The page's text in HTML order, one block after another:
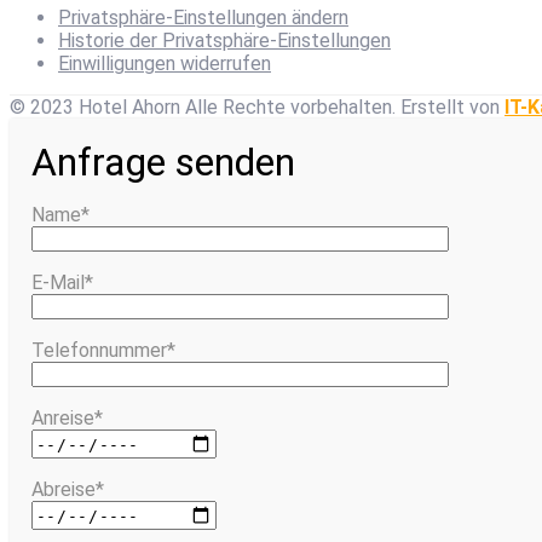
Privatsphäre-Einstellungen ändern
Historie der Privatsphäre-Einstellungen
Einwilligungen widerrufen
© 2023 Hotel Ahorn Alle Rechte vorbehalten. Erstellt von IT-
Anfrage senden
Name*
E-Mail*
Telefonnummer*
Anreise*
Abreise*